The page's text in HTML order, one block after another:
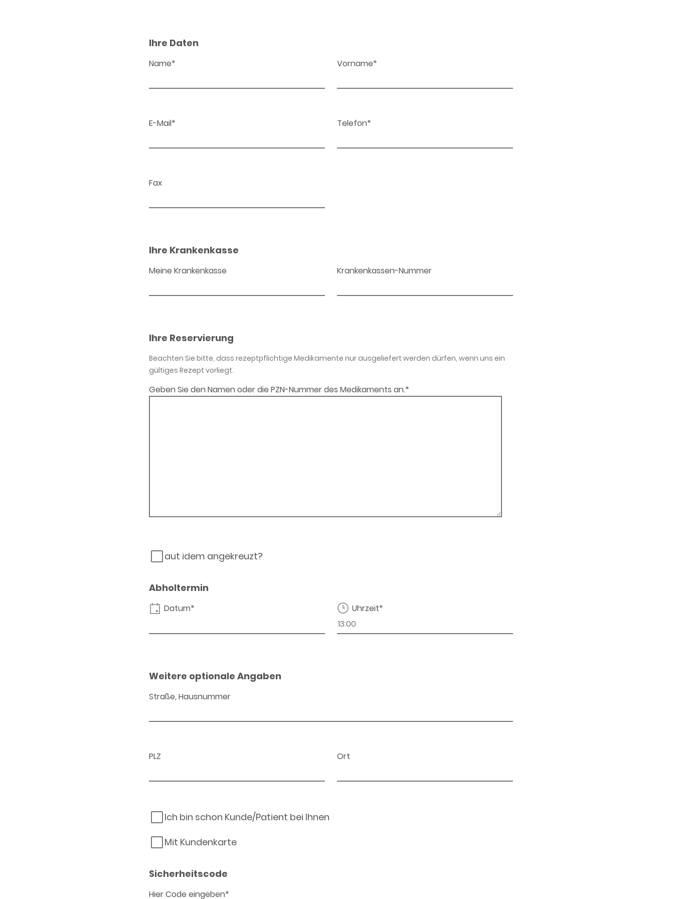
Ihre Daten
Name* Vorname*
E-Mail* Telefon*
Fax
Ihre Krankenkasse
Meine Krankenkasse Krankenkassen-Nummer
Ihre Reservierung
Beachten Sie bitte, dass rezeptpflichtige Medikamente nur ausgeliefert werden dürfen, wenn uns ein
gültiges Rezept vorliegt.
Geben Sie den Namen oder die PZN-Nummer des Medikaments an.*
aut idem angekreuzt?
Abholtermin
Datum* Uhrzeit*
Weitere optionale Angaben
Straße, Hausnummer
PLZ Ort
Ich bin schon Kunde/Patient bei Ihnen
Mit Kundenkarte
Sicherheitscode
Hier Code eingeben*